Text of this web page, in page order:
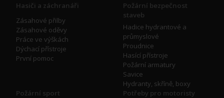
Hasiči a záchranáři
Zásahové přilby
Zásahové oděvy
Práce ve výškách
Dýchací přístroje
První pomoc
Požární bezpečnost
staveb
Hadice hydrantové a
průmyslové
Proudnice
Hasící přístroje
Požární armatury
Savice
Hydranty, skříně, boxy
Požární sport
Potřeby pro motoristy